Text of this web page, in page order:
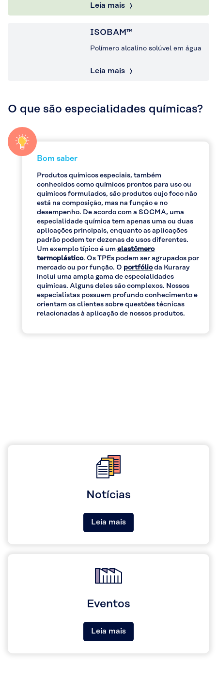
Leia mais
ISOBAM™
Polímero alcalino solúvel em água
Leia mais
O que são especialidades químicas?
Bom saber
Produtos químicos especiais, também
conhecidos como químicos prontos para uso ou
químicos formulados, são produtos cujo foco não
está na composição, mas na função e no
desempenho. De acordo com a SOCMA, uma
especialidade química tem apenas uma ou duas
aplicações principais, enquanto as aplicações
padrão podem ter dezenas de usos diferentes.
Um exemplo típico é umelastômero
termoplástico. Os TPEs podem ser agrupados por
mercado ou por função. O portfólioda Kuraray
inclui uma ampla gama de especialidades
químicas. Alguns deles são complexos. Nossos
especialistas possuem profundo conhecimento e
orientam os clientes sobre questões técnicas
relacionadas à aplicação de nossos produtos.
Notícias
Leia mais
Eventos
Leia mais